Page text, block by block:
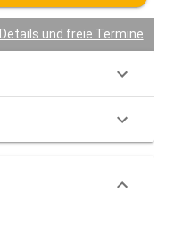
Details und freie Termine